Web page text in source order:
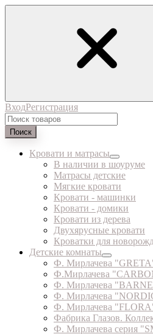
ВходРегистрация
Поиск
Кровати и матрасы
В наличии в шоуруме
Матрасы детские
Мягкие кровати
Кровати - машинки
Кровати - домики
Кровати из дерева
Двухярусные кровати
Кроватки для
Детские комнаты
Ф. Мирлачева
Ф.Мирлачева
Ф. Мирлачева
Ф. Мирлачева
Ф. Мирлачева
Фабрика Глазов.
Ф. Мирлачева серия